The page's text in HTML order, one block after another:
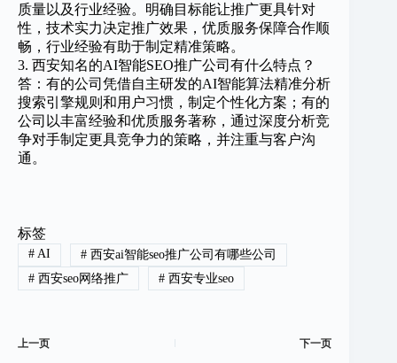
质量以及行业经验。明确目标能让推广更具针对
性，技术实力决定推广效果，优质服务保障合作顺
畅，行业经验有助于制定精准策略。
3. 西安知名的AI智能SEO推广公司有什么特点？
答：有的公司凭借自主研发的AI智能算法精准分析
搜索引擎规则和用户习惯，制定个性化方案；有的
公司以丰富经验和优质服务著称，通过深度分析竞
争对手制定更具竞争力的策略，并注重与客户沟
通。
标签
#AI #西安ai智能seo推广公司有哪些公司
#西安seo网络推广 #西安专业seo
上一页 下一页